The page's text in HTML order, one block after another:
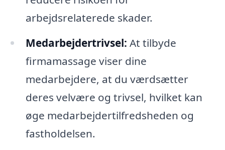
arbejdsrelaterede skader.
Medarbejdertrivsel: At tilbyde
firmamassage viser dine
medarbejdere, at du værdsætter
deres velvære og trivsel, hvilket kan
øge medarbejdertilfredsheden og
fastholdelsen.